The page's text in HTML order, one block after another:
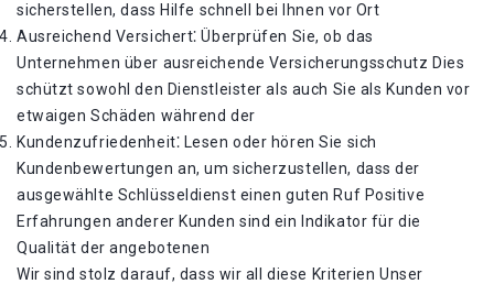
sicherstellen, dass Hilfe schnell bei Ihnen vor Ort
Ausreichend Versichert⁚ Überprüfen Sie, ob das
Unternehmen über ausreichende Versicherungsschutz Dies
schützt sowohl den Dienstleister als auch Sie als Kunden vor
etwaigen Schäden während der
Kundenzufriedenheit⁚ Lesen oder hören Sie sich
Kundenbewertungen an, um sicherzustellen, dass der
ausgewählte Schlüsseldienst einen guten Ruf Positive
Erfahrungen anderer Kunden sind ein Indikator für die
Qualität der angebotenen
Wir sind stolz darauf, dass wir all diese Kriterien Unser